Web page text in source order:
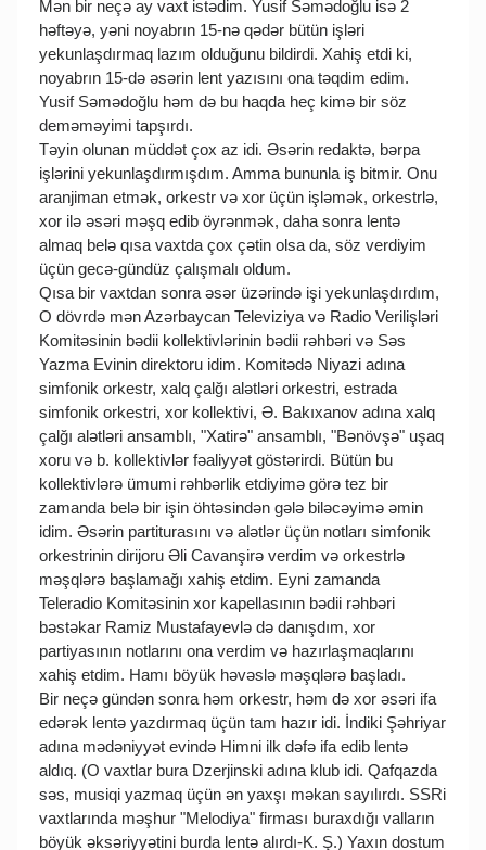
Mən bir neçə ay vaxt istədim. Yusif Səmədoğlu isə 2
həftəyə, yəni noyabrın 15-nə qədər bütün işləri
yekunlaşdırmaq lazım olduğunu bildirdi. Xahiş etdi ki,
noyabrın 15-də əsərin lent yazısını ona təqdim edim.
Yusif Səmədoğlu həm də bu haqda heç kimə bir söz
deməməyimi tapşırdı.
Təyin olunan müddət çox az idi. Əsərin redaktə, bərpa
işlərini yekunlaşdırmışdım. Amma bununla iş bitmir. Onu
aranjiman etmək, orkestr və xor üçün işləmək, orkestrlə,
xor ilə əsəri məşq edib öyrənmək, daha sonra lentə
almaq belə qısa vaxtda çox çətin olsa da, söz verdiyim
üçün gecə-gündüz çalışmalı oldum.
Qısa bir vaxtdan sonra əsər üzərində işi yekunlaşdırdım,
O dövrdə mən Azərbaycan Televiziya və Radio Verilişləri
Komitəsinin bədii kollektivlərinin bədii rəhbəri və Səs
Yazma Evinin direktoru idim. Komitədə Niyazi adına
simfonik orkestr, xalq çalğı alətləri orkestri, estrada
simfonik orkestri, xor kollektivi, Ə. Bakıxanov adına xalq
çalğı alətləri ansamblı, "Xatirə" ansamblı, "Bənövşə" uşaq
xoru və b. kollektivlər fəaliyyət göstərirdi. Bütün bu
kollektivlərə ümumi rəhbərlik etdiyimə görə tez bir
zamanda belə bir işin öhtəsindən gələ biləcəyimə əmin
idim. Əsərin partiturasını və alətlər üçün notları simfonik
orkestrinin dirijoru Əli Cavanşirə verdim və orkestrlə
məşqlərə başlamağı xahiş etdim. Eyni zamanda
Teleradio Komitəsinin xor kapellasının bədii rəhbəri
bəstəkar Ramiz Mustafayevlə də danışdım, xor
partiyasının notlarını ona verdim və hazırlaşmaqlarını
xahiş etdim. Hamı böyük həvəslə məşqlərə başladı.
Bir neçə gündən sonra həm orkestr, həm də xor əsəri ifa
edərək lentə yazdırmaq üçün tam hazır idi. İndiki Şəhriyar
adına mədəniyyət evində Himni ilk dəfə ifa edib lentə
aldıq. (O vaxtlar bura Dzerjinski adına klub idi. Qafqazda
səs, musiqi yazmaq üçün ən yaxşı məkan sayılırdı. SSRi
vaxtlarında məşhur "Melodiya" firması buraxdığı valların
böyük əksəriyyətini burda lentə alırdı-K. Ş.) Yaxın dostum